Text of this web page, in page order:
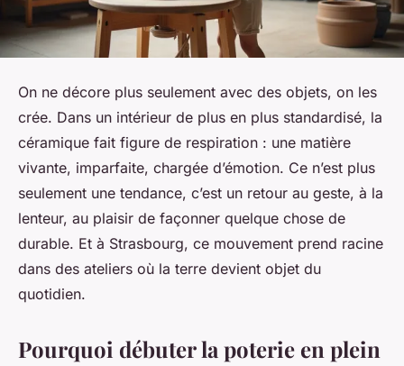
On ne décore plus seulement avec des objets, on les
crée. Dans un intérieur de plus en plus standardisé, la
céramique fait figure de respiration : une matière
vivante, imparfaite, chargée d’émotion. Ce n’est plus
seulement une tendance, c’est un retour au geste, à la
lenteur, au plaisir de façonner quelque chose de
durable. Et à Strasbourg, ce mouvement prend racine
dans des ateliers où la terre devient objet du
quotidien.
Pourquoi débuter la poterie en plein